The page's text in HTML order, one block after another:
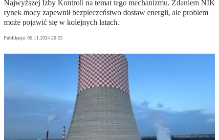
Najwyższej Izby Kontroli na temat tego mechanizmu. Zdaniem NIK
rynek mocy zapewnił bezpieczeństwo dostaw energii, ale problem
może pojawić się w kolejnych latach.
Publikacja: 06.11.2024 20:53